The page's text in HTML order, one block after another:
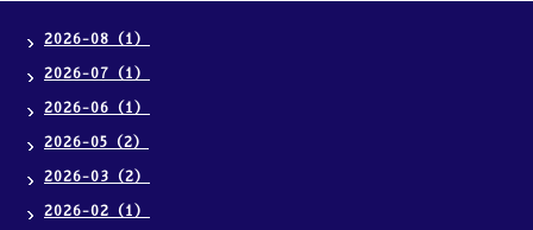
2026-08（1）
2026-07（1）
2026-06（1）
2026-05（2）
2026-03（2）
2026-02（1）